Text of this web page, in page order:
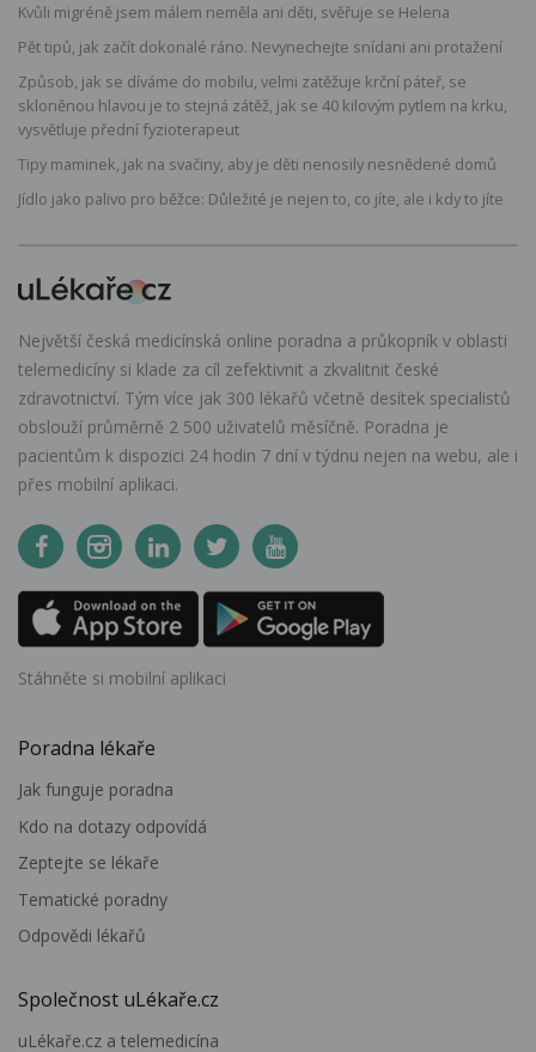
Kvůli migréně jsem málem neměla ani děti, svěřuje se Helena
Pět tipů, jak začít dokonalé ráno. Nevynechejte snídani ani protažení
Způsob, jak se díváme do mobilu, velmi zatěžuje krční páteř, se
skloněnou hlavou je to stejná zátěž, jak se 40 kilovým pytlem na krku,
vysvětluje přední fyzioterapeut
Tipy maminek, jak na svačiny, aby je děti nenosily nesnědené domů
Jídlo jako palivo pro běžce: Důležité je nejen to, co jíte, ale i kdy to jíte
Největší česká medicínská online poradna a průkopník v oblasti
telemedicíny si klade za cíl zefektivnit a zkvalitnit české
zdravotnictví. Tým více jak 300 lékařů včetně desítek specialistů
obslouží průměrně 2 500 uživatelů měsíčně. Poradna je
pacientům k dispozici 24 hodin 7 dní v týdnu nejen na webu, ale i
přes mobilní aplikaci.
Stáhněte si mobilní aplikaci
Poradna lékaře
Jak funguje poradna
Kdo na dotazy odpovídá
Zeptejte se lékaře
Tematické poradny
Odpovědi lékařů
Společnost uLékaře.cz
uLékaře.cz a telemedicína